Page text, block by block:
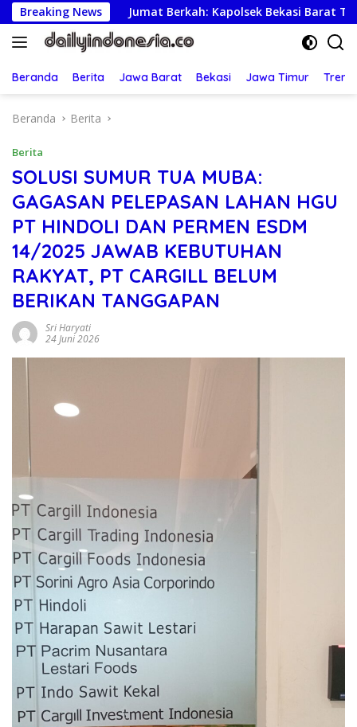
Langsung
ke
konten
Breaking News
Berkah: Kapolsek Bekasi Barat Turun Langsung Kunjungi
Beranda Berita Jawa Barat Bekasi Jawa Timur
Beranda Berita
Berita
SOLUSI SUMUR TUA MUBA:
GAGASAN PELEPASAN LAHAN HGU
PT HINDOLI DAN PERMEN ESDM
14/2025 JAWAB KEBUTUHAN
RAKYAT, PT CARGILL BELUM
BERIKAN TANGGAPAN
Sri Haryati
24 Juni 2026